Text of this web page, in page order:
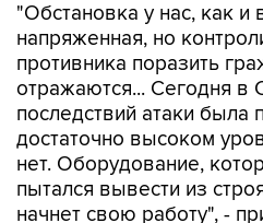
"Обстановка у нас, как и
напряженная, но
противника поразить
отражаются... Сегодня в
последствий атаки была
достаточно высоком
нет. Оборудование,
пытался вывести из
начнет свою работу", -